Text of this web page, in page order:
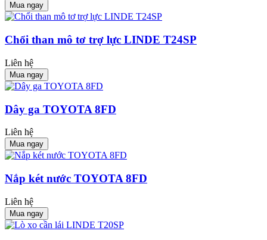
Mua ngay
Chổi than mô tơ trợ lực LINDE T24SP
Liên hệ
Mua ngay
Dây ga TOYOTA 8FD
Liên hệ
Mua ngay
Nắp két nước TOYOTA 8FD
Liên hệ
Mua ngay